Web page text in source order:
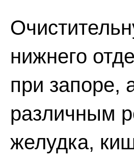
нижнего
при запоре,
различным
желудка,